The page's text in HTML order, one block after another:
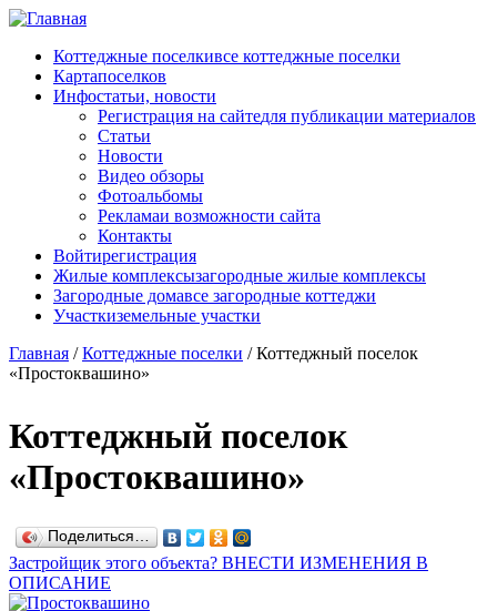
Перейти к основному содержанию
Коттеджные поселкивсе коттеджные поселки
Картапоселков
Инфостатьи, новости
Регистрация на сайтедля публикации материалов
Статьи
Новости
Видео обзоры
Фотоальбомы
Рекламаи возможности сайта
Контакты
Войтирегистрация
Жилые комплексызагородные жилые комплексы
Загородные домавсе загородные коттеджи
Участкиземельные участки
Главная / Коттеджные поселки /Коттеджный поселок
«Простоквашино»
Коттеджный поселок
«Простоквашино»
Поделиться…
Застройщик этого объекта? ВНЕСТИ ИЗМЕНЕНИЯ В
ОПИСАНИЕ